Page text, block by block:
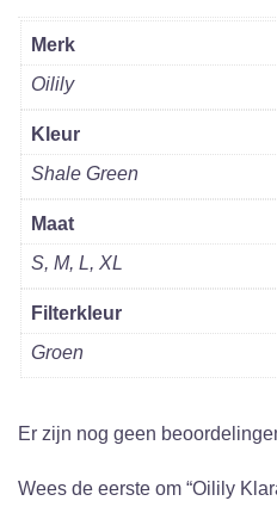
Merk
Oilily
Kleur
Shale Green
Maat
S, M, L, XL
Filterkleur
Groen
Er zijn nog geen
Wees de eerste om “Oilily